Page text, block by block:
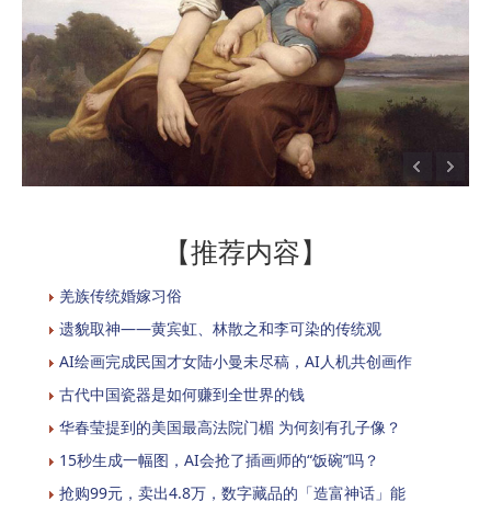
【推荐内容】
羌族传统婚嫁习俗
遗貌取神——黄宾虹、林散之和李可染的传统观
AI绘画完成民国才女陆小曼未尽稿，AI人机共创画作
古代中国瓷器是如何赚到全世界的钱
华春莹提到的美国最高法院门楣 为何刻有孔子像？
15秒生成一幅图，AI会抢了插画师的“饭碗”吗？
抢购99元，卖出4.8万，数字藏品的「造富神话」能